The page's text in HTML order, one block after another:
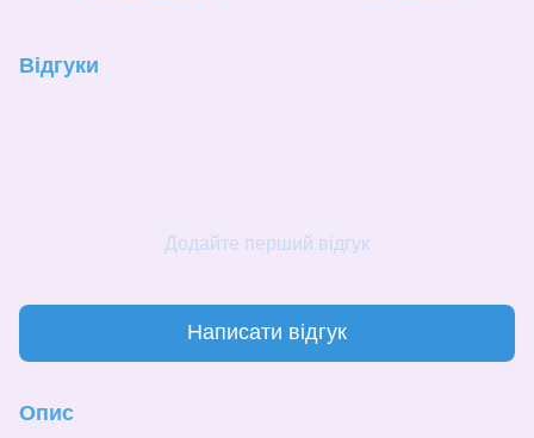
Відгуки
Додайте перший відгук
Написати відгук
Опис